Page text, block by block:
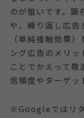
のが狙いです。顕
や、繰り返し広
（単純接触効果
ング広告のメリッ
ことでかえって
信頻度やターゲッ
※Googleではリ